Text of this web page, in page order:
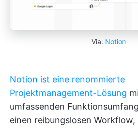
Via: Notion
Notion ist eine renommierte
Projektmanagement-Lösung
umfassenden
einen reibungslosen Workflow,